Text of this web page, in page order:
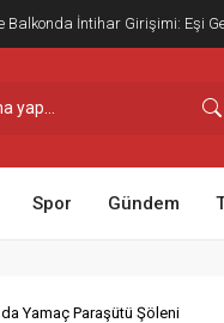
Balkonda İntihar Girişimi: Eşi
Spor Gündem
Yamaç Paraşütü Şöleni